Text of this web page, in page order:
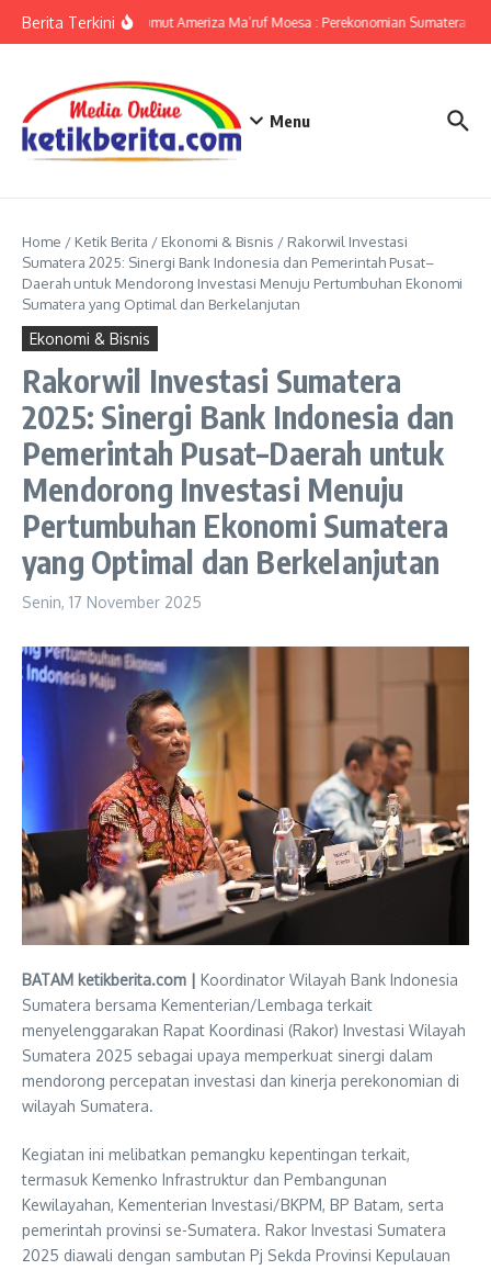
Berita TerkiniKPwBI Sumut Ameriza Ma’ruf Moesa : Perekonomian Sumatera
Menu
Home / Ketik Berita / Ekonomi & Bisnis / Rakorwil Investasi
Sumatera 2025: Sinergi Bank Indonesia dan Pemerintah Pusat–
Daerah untuk Mendorong Investasi Menuju Pertumbuhan Ekonomi
Sumatera yang Optimal dan Berkelanjutan
Ekonomi & Bisnis
Rakorwil Investasi Sumatera
2025: Sinergi Bank Indonesia dan
Pemerintah Pusat–Daerah untuk
Mendorong Investasi Menuju
Pertumbuhan Ekonomi Sumatera
yang Optimal dan Berkelanjutan
Senin, 17 November 2025
BATAM ketikberita.com | Koordinator Wilayah Bank Indonesia
Sumatera bersama Kementerian/Lembaga terkait
menyelenggarakan Rapat Koordinasi (Rakor) Investasi Wilayah
Sumatera 2025 sebagai upaya memperkuat sinergi dalam
mendorong percepatan investasi dan kinerja perekonomian di
wilayah Sumatera.
Kegiatan ini melibatkan pemangku kepentingan terkait,
termasuk Kemenko Infrastruktur dan Pembangunan
Kewilayahan, Kementerian Investasi/BKPM, BP Batam, serta
pemerintah provinsi se-Sumatera. Rakor Investasi Sumatera
2025 diawali dengan sambutan Pj Sekda Provinsi Kepulauan